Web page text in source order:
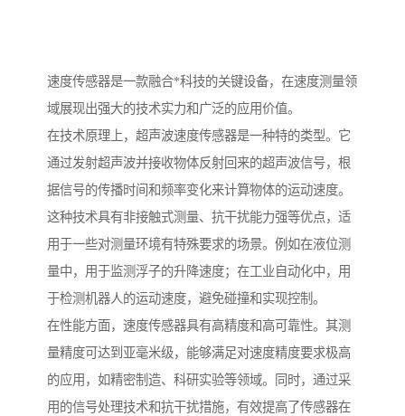
速度传感器是一款融合*科技的关键设备，在速度测量领
域展现出强大的技术实力和广泛的应用价值。
在技术原理上，超声波速度传感器是一种特的类型。它
通过发射超声波并接收物体反射回来的超声波信号，根
据信号的传播时间和频率变化来计算物体的运动速度。
这种技术具有非接触式测量、抗干扰能力强等优点，适
用于一些对测量环境有特殊要求的场景。例如在液位测
量中，用于监测浮子的升降速度；在工业自动化中，用
于检测机器人的运动速度，避免碰撞和实现控制。
在性能方面，速度传感器具有高精度和高可靠性。其测
量精度可达到亚毫米级，能够满足对速度精度要求极高
的应用，如精密制造、科研实验等领域。同时，通过采
用的信号处理技术和抗干扰措施，有效提高了传感器在